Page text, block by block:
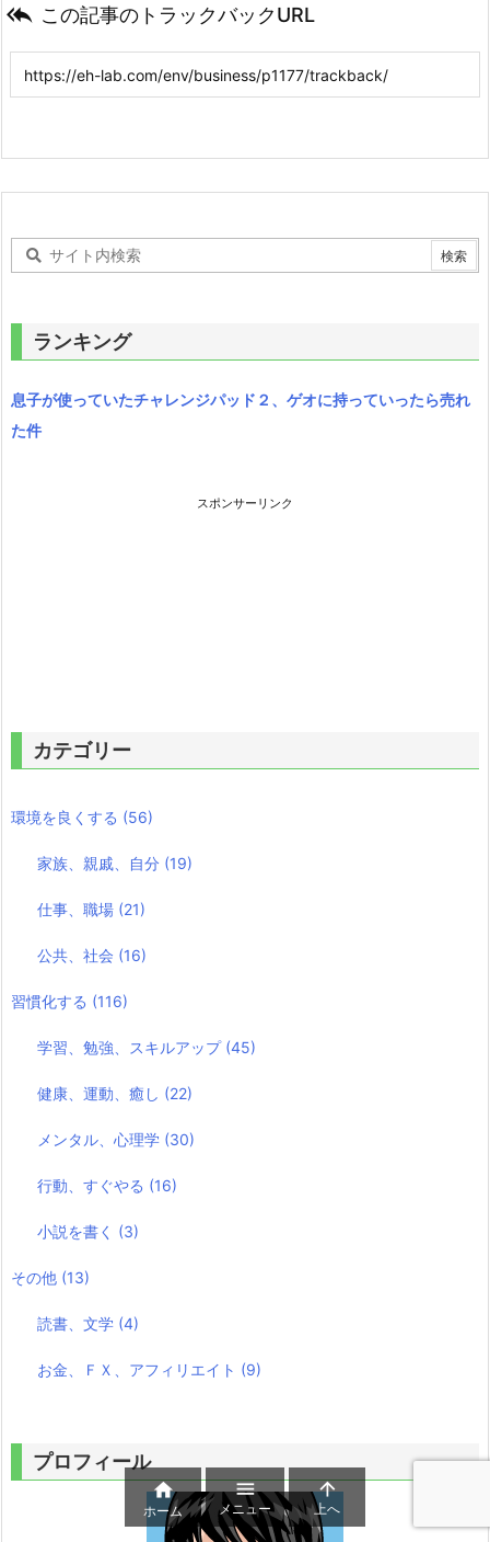
 この記事のトラックバックURL
ランキング
息子が使っていたチャレンジパッド２、ゲオに持っていったら売れ
た件
スポンサーリンク
カテゴリー
環境を良くする (56)
家族、親戚、自分 (19)
仕事、職場 (21)
公共、社会 (16)
習慣化する (116)
学習、勉強、スキルアップ (45)
健康、運動、癒し (22)
メンタル、心理学 (30)
行動、すぐやる (16)
小説を書く (3)
その他 (13)
読書、文学 (4)
お金、ＦＸ、アフィリエイト (9)
プロフィール

ホーム

メニュー

上へ